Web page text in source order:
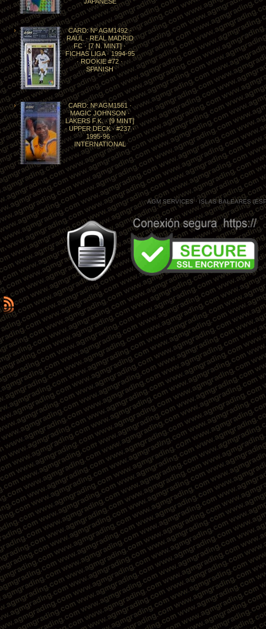
CARD: Nº AGM1492 ·
RAÚL · REAL MADRID
FC · [7 N. MINT] ·
FICHAS LIGA · 1994-95
· ROOKIE #72 ·
SPANISH
CARD: Nº AGM1561 ·
MAGIC JOHNSON ·
LAKERS F.K. · [9 MINT]
· UPPER DECK · #237 ·
1995-96 ·
INTERNATIONAL
AGM SERVICES · ISLAS BALEARES